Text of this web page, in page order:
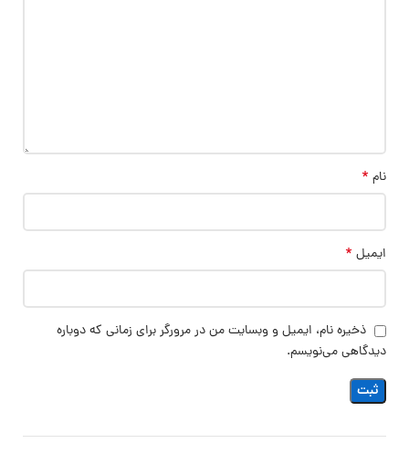
نام *
ایمیل *
ذخیره نام، ایمیل و وبسایت من در مرورگر برای زمانی که دوباره
دیدگاهی می‌نویسم.